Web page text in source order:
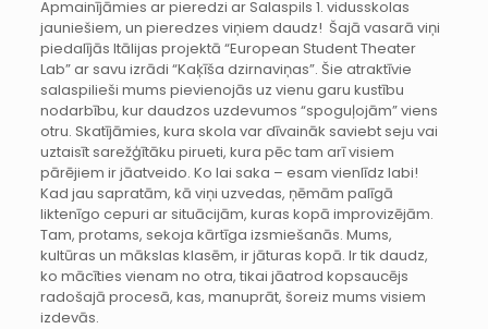
Apmainījāmies ar pieredzi ar Salaspils 1. vidusskolas
jauniešiem, un pieredzes viņiem daudz! Šajā vasarā viņi
piedalījās Itālijas projektā “European Student Theater
Lab” ar savu izrādi “Kaķīša dzirnaviņas”. Šie atraktīvie
salaspilieši mums pievienojās uz vienu garu kustību
nodarbību, kur daudzos uzdevumos “spoguļojām” viens
otru. Skatījāmies, kura skola var dīvaināk saviebt seju vai
uztaisīt sarežģītāku pirueti, kura pēc tam arī visiem
pārējiem ir jāatveido. Ko lai saka – esam vienlīdz labi!
Kad jau sapratām, kā viņi uzvedas, ņēmām palīgā
liktenīgo cepuri ar situācijām, kuras kopā improvizējām.
Tam, protams, sekoja kārtīga izsmiešanās. Mums,
kultūras un mākslas klasēm, ir jāturas kopā. Ir tik daudz,
ko mācīties vienam no otra, tikai jāatrod kopsaucējs
radošajā procesā, kas, manuprāt, šoreiz mums visiem
izdevās.